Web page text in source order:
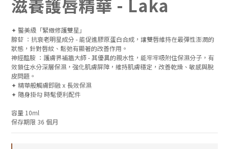
滋養護唇精華 - Laka
✦ 醫美級「緊緻修護雙星」
腺苷 ：抗衰老明星成分 - 能促進膠原蛋白合成，讓雙唇維持在最彈性澎潤的
狀態，針對唇紋、鬆弛有顯著的改善作用。
神經醯胺 ：護膚界補牆大師 - 其優異的親水性，能牢牢吸附住保濕分子，有
效鎖住水分深層保濕，強化肌膚屏障，維持肌膚穩定，改善乾燥、敏感與脫
皮問題。
✦ 精華般觸膚即融 x 長效保濕
✦ 隨身掛勾 時髦便利配件
容量 10ml
保存期限 36 個月